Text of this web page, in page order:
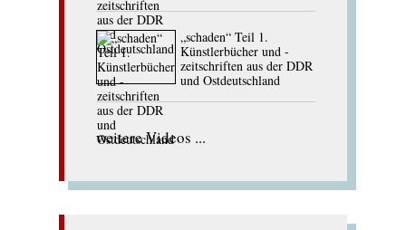
„schaden“ Teil 1.
Künstlerbücher und -
zeitschriften aus der DDR
und Ostdeutschland
weitere Videos ...